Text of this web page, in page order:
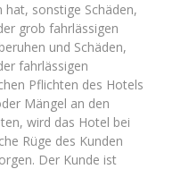
sonstige Schäden,
grob fahrlässigen
und Schäden,
fahrlässigen
Pflichten des Hotels
Mängel an den
wird das Hotel bei
Rüge des Kunden
Der Kunde ist